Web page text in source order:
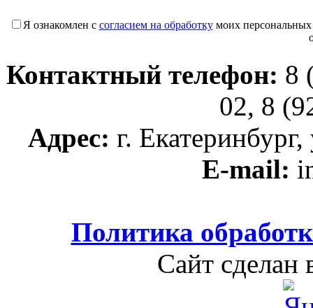
Я ознакомлен с согласием на обработкумоих
Контактный телефон: 8
02, 8
Адрес: г.
E-mail:
Политика
Сайт сделан